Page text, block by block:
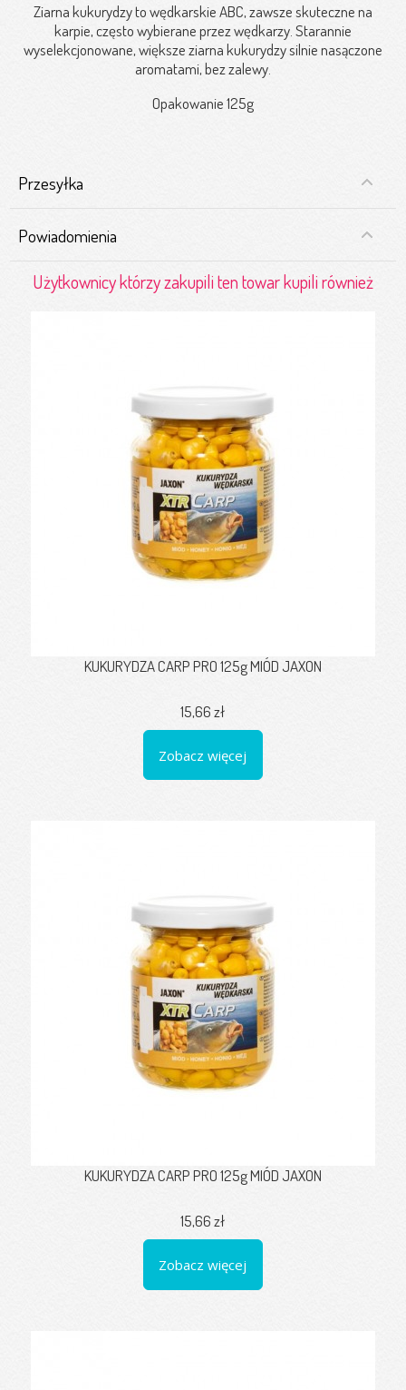
Ziarna kukurydzy to wędkarskie ABC, zawsze skuteczne na
karpie, często wybierane przez wędkarzy. Starannie
wyselekcjonowane, większe ziarna kukurydzy silnie nasączone
aromatami, bez zalewy.
Opakowanie 125g
Przesyłka
Powiadomienia
Użytkownicy którzy zakupili ten towar kupili również
KUKURYDZA CARP PRO 125g MIÓD JAXON
15,66 zł
Zobacz więcej
KUKURYDZA CARP PRO 125g MIÓD JAXON
15,66 zł
Zobacz więcej